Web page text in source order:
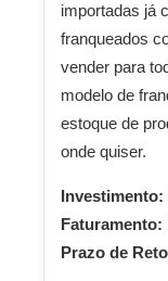
importadas já
franqueados
vender para
modelo de
estoque de
onde quiser.
Investimento:
Faturamento:
Prazo de